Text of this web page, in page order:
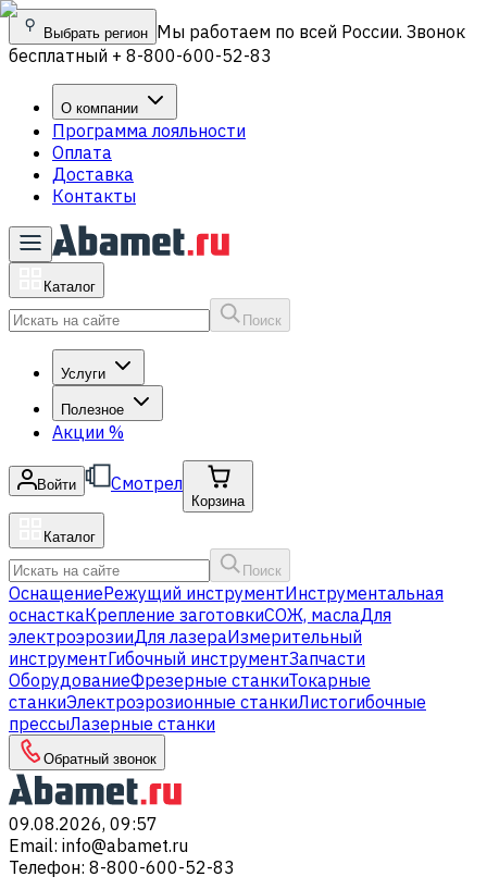
Выбрать регион Мы работаем по всей России. Звонок
бесплатный + 8-800-600-52-83
О компании
Программа лояльности
Оплата
Доставка
Контакты
Каталог
Поиск
Услуги
Полезное
Акции %
Войти Смотрел
Корзина
Каталог
Поиск
ОснащениеРежущий инструментИнструментальная
оснасткаКрепление заготовкиСОЖ, маслаДля
электроэрозииДля лазераИзмерительный
инструментГибочный инструментЗапчасти
ОборудованиеФрезерные станкиТокарные
станкиЭлектроэрозионные станкиЛистогибочные
прессыЛазерные станки
Обратный звонок
09.08.2026, 09:57
Email: info@abamet.ru
Телефон: 8-800-600-52-83